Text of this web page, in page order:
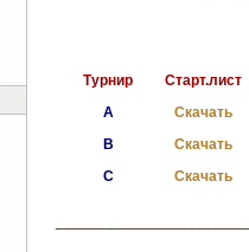
Турнир Старт.лист
A
Скачать
B
Скачать
C
Скачать